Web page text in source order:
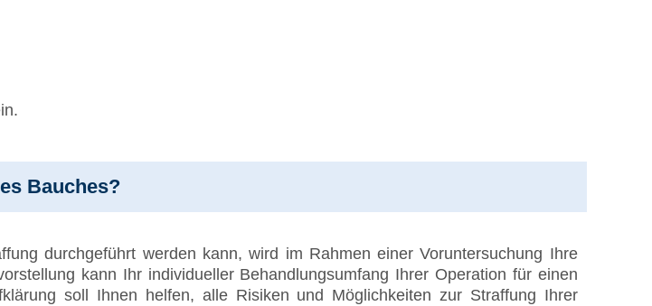
Bauches?
durchgeführt werden kann, wird im Rahmen einer Voruntersuchung Ihre
kann Ihr individueller Behandlungsumfang Ihrer Operation für einen
soll Ihnen helfen, alle Risiken und Möglichkeiten zur Straffung Ihrer